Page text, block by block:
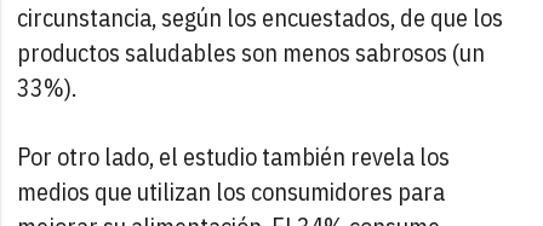
circunstancia, según los encuestados, de que los
productos saludables son menos sabrosos (un
33%).
Por otro lado, el estudio también revela los
medios que utilizan los consumidores para